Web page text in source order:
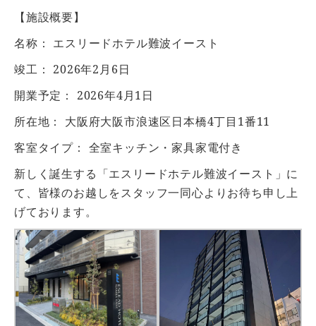
【施設概要】
名称： エスリードホテル難波イースト
竣工： 2026年2月6日
開業予定： 2026年4月1日
所在地： 大阪府大阪市浪速区日本橋4丁目1番11
客室タイプ： 全室キッチン・家具家電付き
新しく誕生する「エスリードホテル難波イースト」に
て、皆様のお越しをスタッフ一同心よりお待ち申し上
げております。